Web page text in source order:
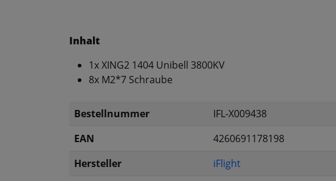
Inhalt
1x XING2 1404 Unibell 3800KV
8x M2*7 Schraube
Bestellnummer
IFL-X009438
EAN
4260691178198
Hersteller
iFlight